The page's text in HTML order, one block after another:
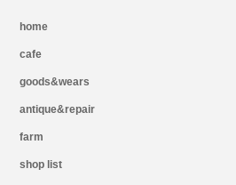
home
cafe
goods&wears
antique&repair
farm
shop list